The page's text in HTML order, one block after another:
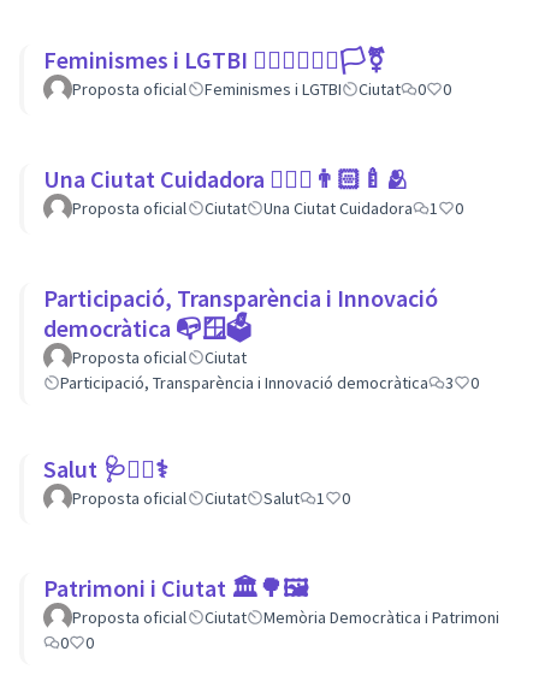
Feminismes i LGTBI 💁🏽‍♀👩‍❤️‍👩🏳️‍⚧️
Proposta oficial Feminismes i LGTBI Ciutat 0 0
Una Ciutat Cuidadora 💆🏾‍♀️👨🏻‍🍼🫂
Proposta oficial Ciutat Una Ciutat Cuidadora 1 0
Participació, Transparència i Innovació
democràtica 📭🪟🗳
Proposta oficial
Ciutat
Participació, Transparència i Innovació democràtica
3 0
Salut 🩺👩‍⚕️⚕
Proposta oficial Ciutat Salut 1 0
Patrimoni i Ciutat 🏛🌳🖼
Proposta oficial Ciutat
Memòria Democràtica i Patrimoni
0
0